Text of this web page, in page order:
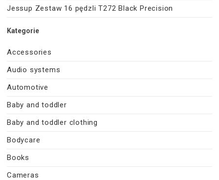
Jessup Zestaw 16 pędzli T272 Black Precision
Kategorie
Accessories
Audio systems
Automotive
Baby and toddler
Baby and toddler clothing
Bodycare
Books
Cameras